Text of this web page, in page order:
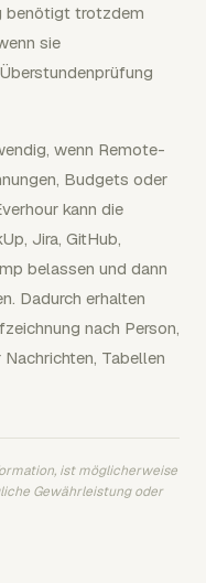
benötigt trotzdem
sie
wenn Remote-
Budgets oder
kann die
Jira, GitHub,
belassen und dann
Dadurch erhalten
nach Person,
Tabellen
ist möglicherweise
Gewährleistung oder